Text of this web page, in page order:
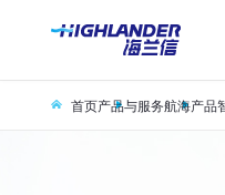
首页产品与服务航海产品